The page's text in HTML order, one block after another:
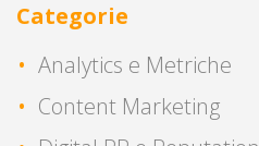
Categorie
Analytics e Metriche
Content Marketing